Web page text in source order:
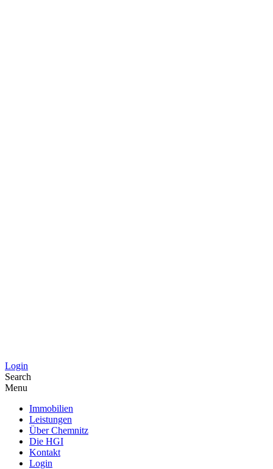
Login
Search
Menu
Immobilien
Leistungen
Über Chemnitz
Die HGI
Kontakt
Login